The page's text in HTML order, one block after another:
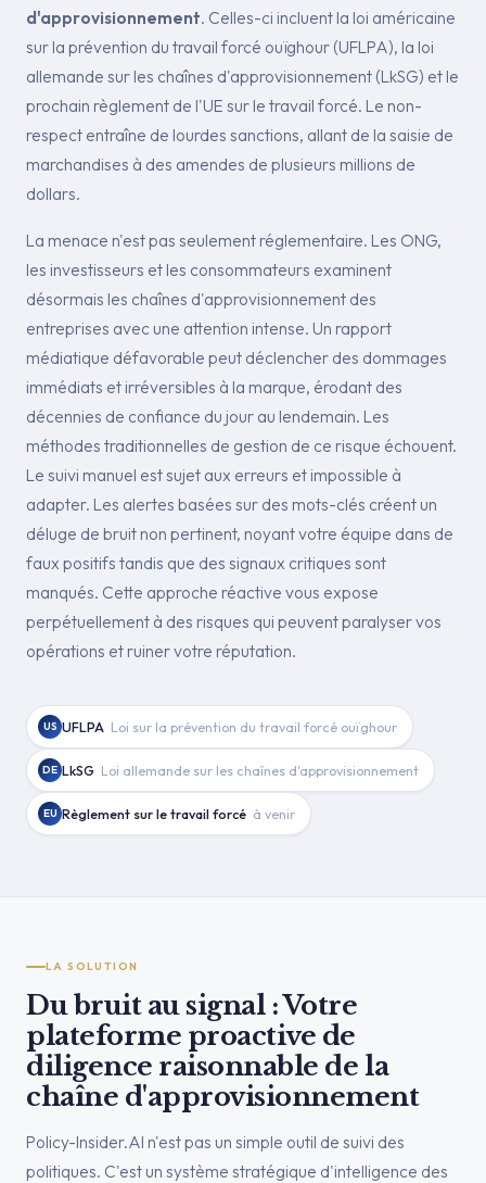
d'approvisionnement. Celles-ci incluent la loi américaine
sur la prévention du travail forcé ouïghour (UFLPA), la loi
allemande sur les chaînes d'approvisionnement (LkSG) et le
prochain règlement de l'UE sur le travail forcé. Le non-
respect entraîne de lourdes sanctions, allant de la saisie de
marchandises à des amendes de plusieurs millions de
dollars.
La menace n'est pas seulement réglementaire. Les ONG,
les investisseurs et les consommateurs examinent
désormais les chaînes d'approvisionnement des
entreprises avec une attention intense. Un rapport
médiatique défavorable peut déclencher des dommages
immédiats et irréversibles à la marque, érodant des
décennies de confiance du jour au lendemain. Les
méthodes traditionnelles de gestion de ce risque échouent.
Le suivi manuel est sujet aux erreurs et impossible à
adapter. Les alertes basées sur des mots-clés créent un
déluge de bruit non pertinent, noyant votre équipe dans de
faux positifs tandis que des signaux critiques sont
manqués. Cette approche réactive vous expose
perpétuellement à des risques qui peuvent paralyser vos
opérations et ruiner votre réputation.
US UFLPA Loi sur la prévention du travail forcé ouïghour
DE LkSG Loi allemande sur les chaînes d'approvisionnement
EU Règlement sur le travail forcé à venir
LA SOLUTION
Du bruit au signal : Votre
plateforme proactive de
diligence raisonnable de la
chaîne d'approvisionnement
Policy-Insider.AI n'est pas un simple outil de suivi des
politiques. C'est un système stratégique d'intelligence des